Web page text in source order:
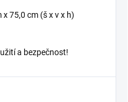
x 75,0 cm (š x v x h)
a bezpečnost!